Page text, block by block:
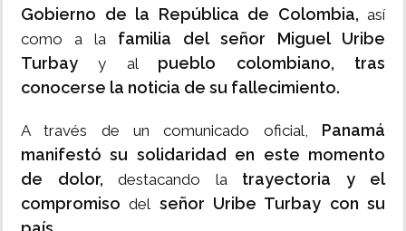
Gobierno de la República de Colombia, así
como a la familia del señor Miguel Uribe
Turbay y al pueblo colombiano, tras
conocerse la noticia de su fallecimiento.
A través de un comunicado oficial, Panamá
manifestó su solidaridad en este momento
de dolor, destacando la trayectoria y el
compromiso del señor Uribe Turbay con su